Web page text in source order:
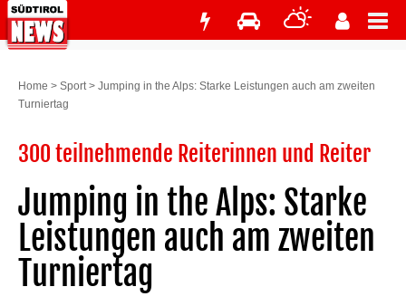
Home > Sport> Jumping in the Alps: Starke Leistungen auch am zweiten
Turniertag
300 teilnehmende Reiterinnen und Reiter
Jumping in the Alps: Starke
Leistungen auch am zweiten
Turniertag